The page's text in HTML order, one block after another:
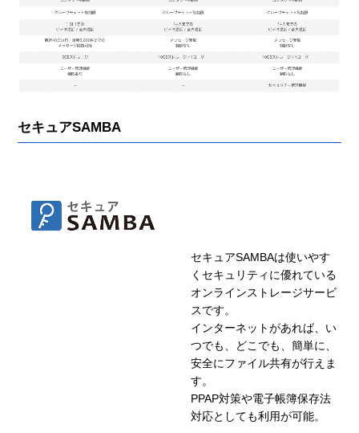
セキュアSAMBA
セキュアSAMBAは使いやす
くセキュリティに優れている
オンラインストレージサービ
スです。
インターネットがあれば、い
つでも、どこでも、簡単に、
安全にファイル共有が行えま
す。
PPAP対策や電子帳簿保存法
対応としても利用が可能。